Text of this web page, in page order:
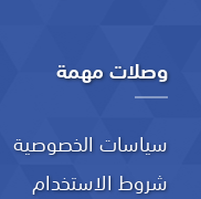
وصلات مهمة
سياسات الخصوصية
شروط الاستخدام